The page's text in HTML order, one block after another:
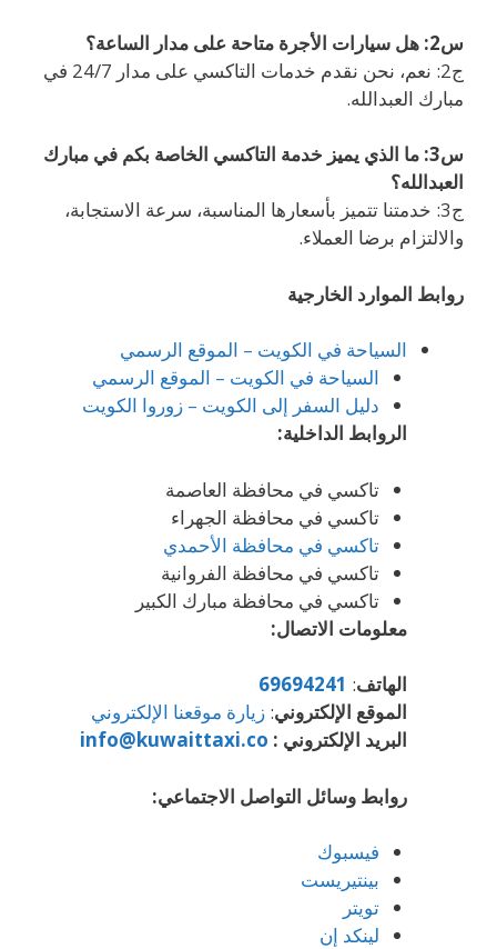
س2: هل سيارات الأجرة متاحة على مدار الساعة؟
ج2: نعم، نحن نقدم خدمات التاكسي على مدار 24/7 في
مبارك العبدالله.
س3: ما الذي يميز خدمة التاكسي الخاصة بكم في مبارك
العبدالله؟
ج3: خدمتنا تتميز بأسعارها المناسبة، سرعة الاستجابة،
والالتزام برضا العملاء.
روابط الموارد الخارجية
السياحة في الكويت – الموقع الرسمي
السياحة في الكويت – الموقع الرسمي
دليل السفر إلى الكويت – زوروا الكويت
الروابط الداخلية:
تاكسي في محافظة العاصمة
تاكسي في محافظة الجهراء
تاكسي في محافظة الأحمدي
تاكسي في محافظة الفروانية
تاكسي في محافظة مبارك الكبير
معلومات الاتصال:
الهاتف:
69694241
الموقع الإلكتروني: زيارة موقعنا الإلكتروني
البريد الإلكتروني : info@kuwaittaxi.co
روابط وسائل التواصل الاجتماعي:
فيسبوك
بينتيريست
تويتر
لينكد إن